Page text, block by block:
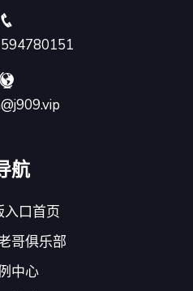
航
入口首页
哥俱乐部
中心